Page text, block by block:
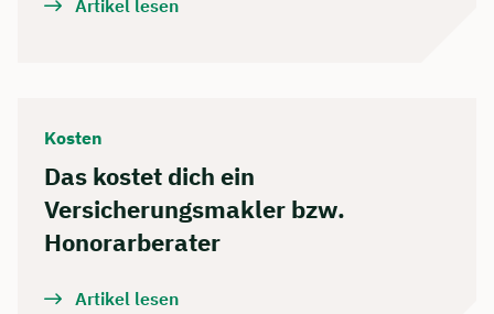
Artikel lesen
Kosten
Das kostet dich ein
Versicherungsmakler bzw.
Honorarberater
Artikel lesen
Wir beraten dich Montag bis Freitag von 8 bis
Dauer: ca. 30 Minuten
Kostenfrei & unverbindlich